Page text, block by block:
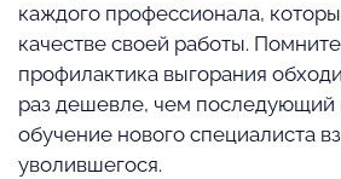
каждого профессионала,
качестве своей работы.
профилактика выгорания
раз дешевле, чем последующий
обучение нового специалиста
уволившегося.